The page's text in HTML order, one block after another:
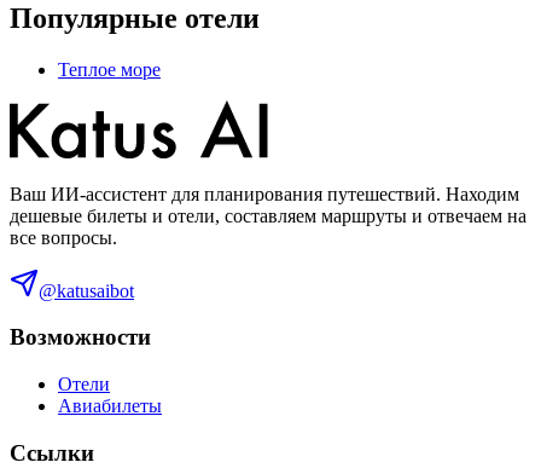
Популярные отели
Теплое море
Ваш ИИ-ассистент для планирования путешествий. Находим
дешевые билеты и отели, составляем маршруты и отвечаем на
все вопросы.
@katusaibot
Возможности
Отели
Авиабилеты
Ссылки